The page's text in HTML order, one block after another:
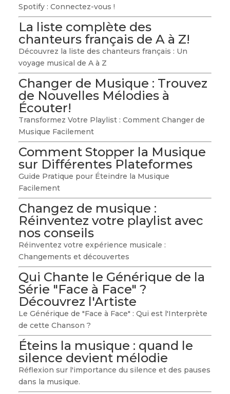
Spotify : Connectez-vous !
La liste complète des
chanteurs français de A à Z!
Découvrez la liste des chanteurs français : Un
voyage musical de A à Z
Changer de Musique : Trouvez
de Nouvelles Mélodies à
Écouter!
Transformez Votre Playlist : Comment Changer de
Musique Facilement
Comment Stopper la Musique
sur Différentes Plateformes
Guide Pratique pour Éteindre la Musique
Facilement
Changez de musique :
Réinventez votre playlist avec
nos conseils
Réinventez votre expérience musicale :
Changements et découvertes
Qui Chante le Générique de la
Série "Face à Face" ?
Découvrez l'Artiste
Le Générique de "Face à Face" : Qui est l'Interprète
de cette Chanson ?
Éteins la musique : quand le
silence devient mélodie
Réflexion sur l'importance du silence et des pauses
dans la musique.